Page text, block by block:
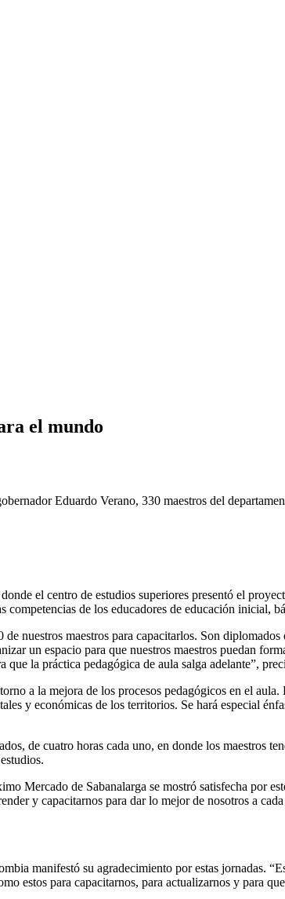
el mundo
Eduardo Verano, 330 maestros del
el centro de estudios superiores presentó el
de los educadores de educación inicial,
nuestros maestros para capacitarlos. Son
un espacio para que nuestros maestros puedan
la práctica pedagógica de aula salga adelante”,
a la mejora de los procesos pedagógicos en el
y económicas de los territorios. Se hará especial
de cuatro horas cada uno, en donde los maestros
Mercado de Sabanalarga se mostró satisfecha por
y capacitarnos para dar lo mejor de nosotros a
manifestó su agradecimiento por estas jornadas.
estos para capacitarnos, para actualizarnos y para